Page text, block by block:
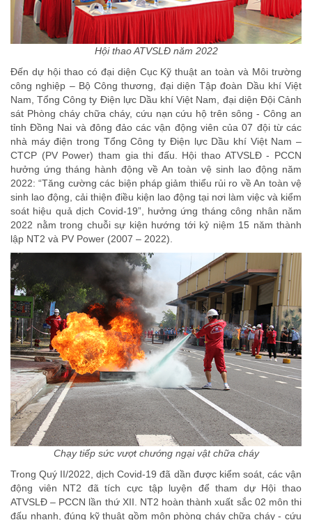
Hội thao ATVSLĐ năm 2022
Đến dự hội thao có đại diện Cục Kỹ thuật an toàn và Môi trường
công nghiệp – Bộ Công thương, đại diện Tập đoàn Dầu khí Việt
Nam, Tổng Công ty Điện lực Dầu khí Việt Nam, đại diện Đội Cảnh
sát Phòng cháy chữa cháy, cứu nạn cứu hộ trên sông - Công an
tỉnh Đồng Nai và đông đảo các vận động viên của 07 đội từ các
nhà máy điện trong Tổng Công ty Điện lực Dầu khí Việt Nam –
CTCP (PV Power) tham gia thi đấu. Hội thao ATVSLĐ - PCCN
hưởng ứng tháng hành động về An toàn vệ sinh lao động năm
2022: “Tăng cường các biện pháp giảm thiểu rủi ro về An toàn vệ
sinh lao động, cải thiện điều kiện lao động tại nơi làm việc và kiểm
soát hiệu quả dịch Covid-19”, hưởng ứng tháng công nhân năm
2022 nằm trong chuỗi sự kiện hướng tới kỷ niệm 15 năm thành
lập NT2 và PV Power (2007 – 2022).
Chạy tiếp sức vượt chướng ngại vật chữa cháy
Trong Quý II/2022, dịch Covid-19 đã dần được kiểm soát, các vận
động viên NT2 đã tích cực tập luyện để tham dự Hội thao
ATVSLĐ – PCCN lần thứ XII. NT2 hoàn thành xuất sắc 02 môn thi
đấu nhanh, đúng kỹ thuật gồm môn phòng cháy chữa cháy - cứu